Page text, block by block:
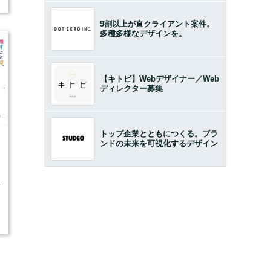
9割以上が直クライアント案件。
多種多様なデザインを。
【キトビ】Webデザイナー／Web
ディレクター募集
トップ企業とともにつくる。ブラ
ンドの未来を可視化するデザイン